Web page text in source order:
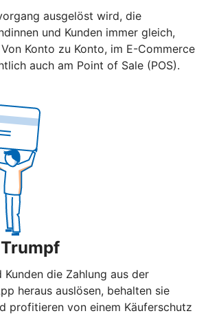
ausgelöst wird, die
und Kunden immer gleich,
Konto zu Konto, im E-Commerce
auch am Point of Sale (POS).
Kunden die Zahlung aus der
heraus auslösen, behalten sie
profitieren von einem Käuferschutz